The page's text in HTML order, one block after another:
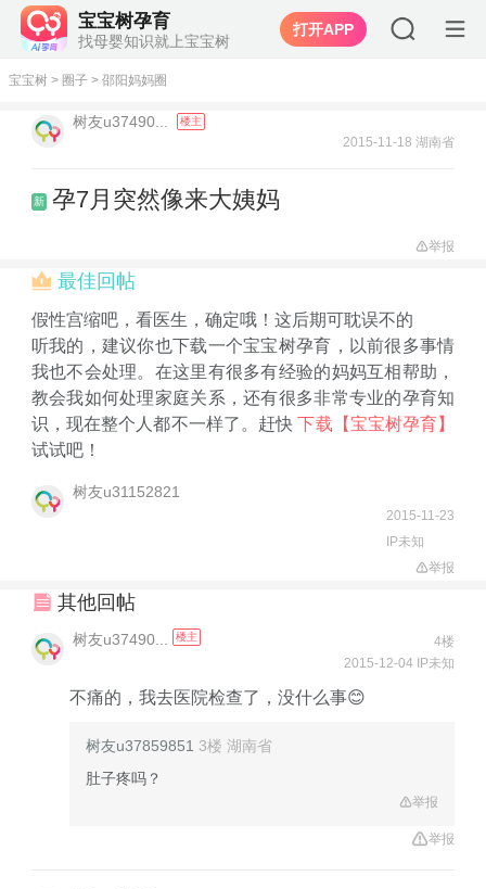
宝宝树孕育
找母婴知识就上宝宝树
打开APP
宝宝树 > 圈子 > 邵阳妈妈圈
树友u37490... 楼主
2015-11-18 湖南省
新 孕7月突然像来大姨妈
举报
最佳回帖
假性宫缩吧，看医生，确定哦！这后期可耽误不的
听我的，建议你也下载一个宝宝树孕育，以前很多事情
我也不会处理。在这里有很多有经验的妈妈互相帮助，
教会我如何处理家庭关系，还有很多非常专业的孕育知
识，现在整个人都不一样了。赶快下载【宝宝树孕育】
试试吧！
树友u31152821
2015-11-23
IP未知
举报
其他回帖
树友u37490... 楼主
4楼
2015-12-04 IP未知
不痛的，我去医院检查了，没什么事😊
树友u37859851 3楼 湖南省
肚子疼吗？
举报
举报